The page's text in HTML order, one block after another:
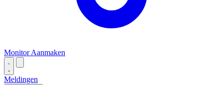
Monitor Aanmaken
Meldingen